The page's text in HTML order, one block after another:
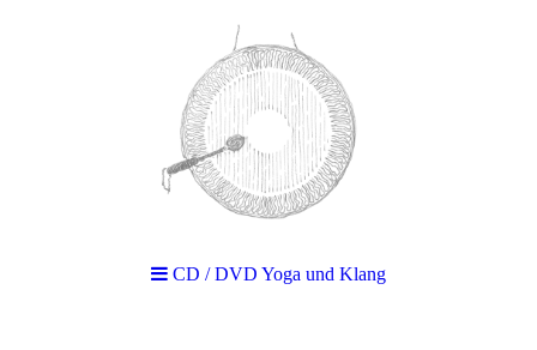
CD / DVD Yoga und Klang